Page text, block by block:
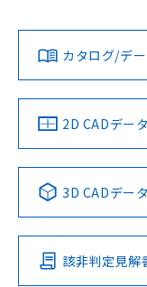
ダウンロードデータ
みください。
ソフトウェアの使用条
対応済み
中国 RoHS 注意
Pb
O
カタログ/デ
2D CADデータ
3D CADデータ
該非判定見解